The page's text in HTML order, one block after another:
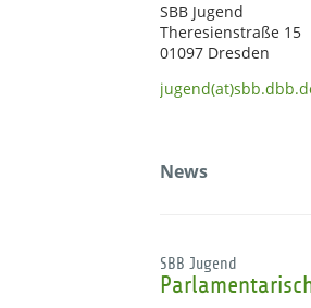
SBB Jugend
Theresienstraße 15
01097 Dresden
News
SBB Jugend